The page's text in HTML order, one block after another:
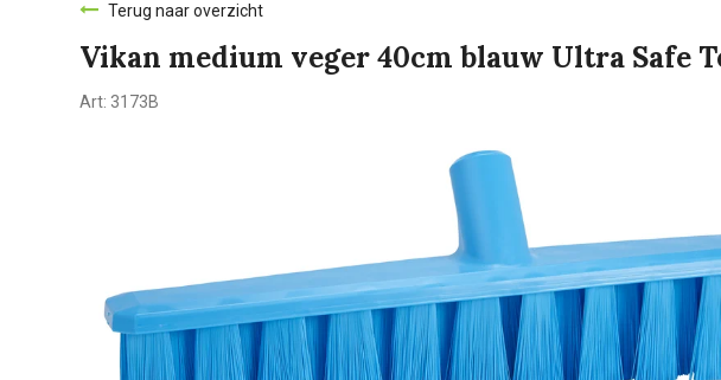
Terug naar overzicht
Vikan medium veger 40cm blauw Ultra Safe
Art: 3173B